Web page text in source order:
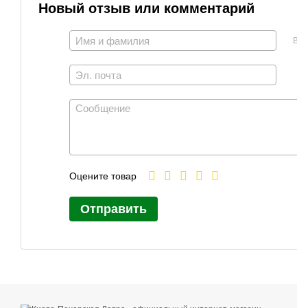
Новый отзыв или комментарий
Оцените товар
Отправить